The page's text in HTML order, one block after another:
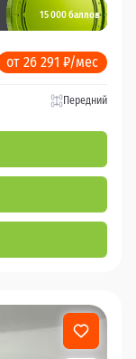
15 000 баллов
от 26 291 ₽/мес
Передний